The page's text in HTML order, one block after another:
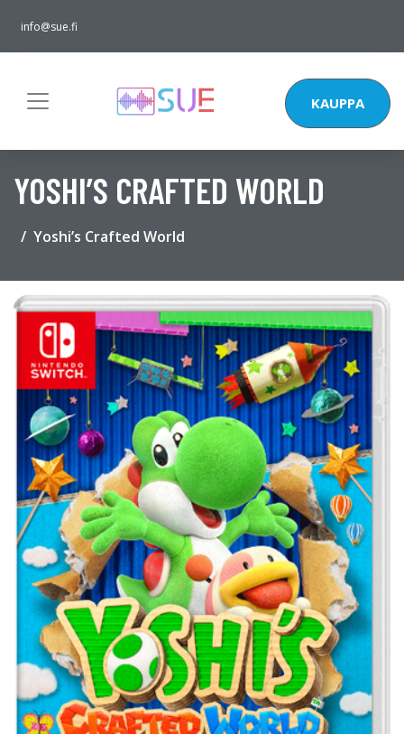
info@sue.fi
KAUPPA
YOSHI’S CRAFTED WORLD
Yoshi’s Crafted World